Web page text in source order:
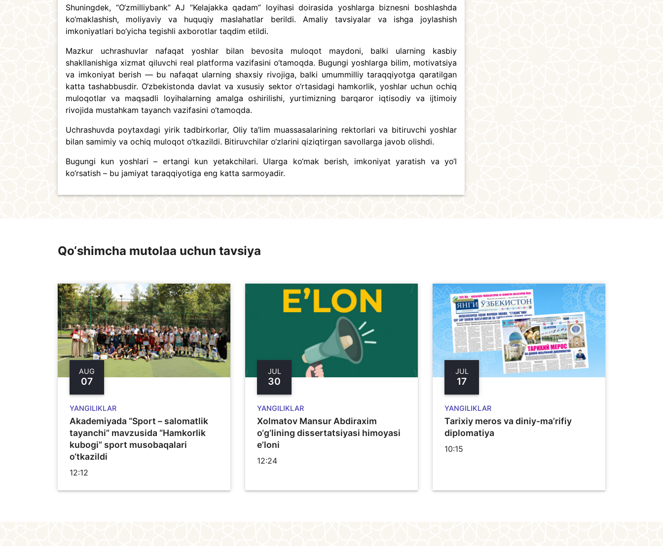
Shuningdek, “O‘zmilliybank” AJ “Kelajakka qadam” loyihasi doirasida yoshlarga biznesni boshlashda
ko‘maklashish, moliyaviy va huquqiy maslahatlar berildi. Amaliy tavsiyalar va ishga joylashish
imkoniyatlari bo‘yicha tegishli axborotlar taqdim etildi.
Mazkur uchrashuvlar nafaqat yoshlar bilan bevosita muloqot maydoni, balki ularning kasbiy
shakllanishiga xizmat qiluvchi real platforma vazifasini o‘tamoqda. Bugungi yoshlarga bilim, motivatsiya
va imkoniyat berish — bu nafaqat ularning shaxsiy rivojiga, balki umummilliy taraqqiyotga qaratilgan
katta tashabbusdir. O‘zbekistonda davlat va xususiy sektor o‘rtasidagi hamkorlik, yoshlar uchun ochiq
muloqotlar va maqsadli loyihalarning amalga oshirilishi, yurtimizning barqaror iqtisodiy va ijtimoiy
rivojida mustahkam tayanch vazifasini o‘tamoqda.
Uchrashuvda poytaxdagi yirik tadbirkorlar, Oliy ta’lim muassasalarining rektorlari va bitiruvchi yoshlar
bilan samimiy va ochiq muloqot o‘tkazildi. Bitiruvchilar o‘zlarini qiziqtirgan savollarga javob olishdi.
Bugungi kun yoshlari – ertangi kun yetakchilari. Ularga ko‘mak berish, imkoniyat yaratish va yo‘l
ko‘rsatish – bu jamiyat taraqqiyotiga eng katta sarmoyadir.
Qo‘shimcha mutolaa uchun tavsiya
AUG
07
YANGILIKLAR
Akademiyada “Sport – salomatlik
tayanchi” mavzusida “Hamkorlik
kubogi” sport musobaqalari
o‘tkazildi
12:12
JUL
30
YANGILIKLAR
Xolmatov Mansur Abdiraxim
o‘g‘lining dissertatsiyasi himoyasi
e’loni
12:24
JUL
17
YANGILIKLAR
Tarixiy meros va diniy-ma’rifiy
diplomatiya
10:15